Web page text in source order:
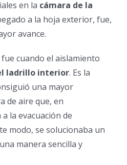
en la cámara de la
a la hoja exterior, fue,
avance.
cuando el aislamiento
ladrillo interior. Es la
una mayor
de aire que, en
la evacuación de
modo, se solucionaba un
manera sencilla y